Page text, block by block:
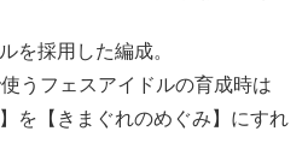
を採用した編成。
うフェスアイドルの育成時は
を【きまぐれのめぐみ】にすれ